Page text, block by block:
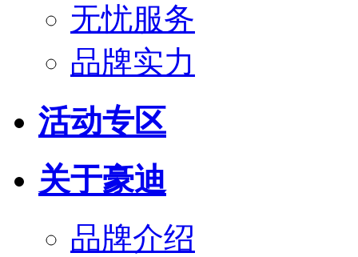
无忧服务
品牌实力
活动专区
关于豪迪
品牌介绍